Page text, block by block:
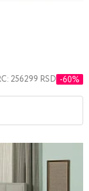
256299 RSD -60%